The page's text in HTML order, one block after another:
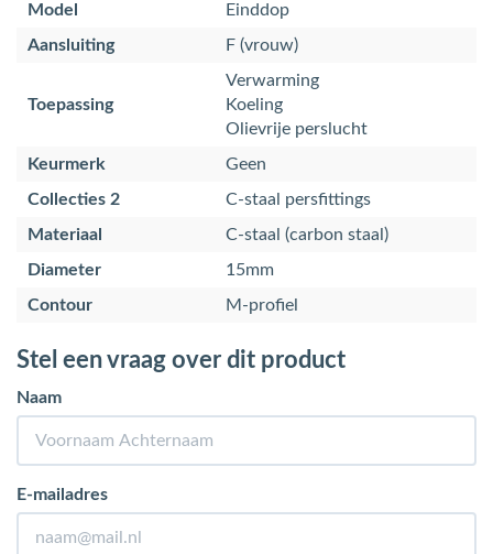
Model
Einddop
Aansluiting
F (vrouw)
Toepassing
Verwarming
Koeling
Olievrije perslucht
Keurmerk
Geen
Collecties 2
C-staal persfittings
Materiaal
C-staal (carbon staal)
Diameter
15mm
Contour
M-profiel
Stel een vraag over dit product
Naam
E-mailadres